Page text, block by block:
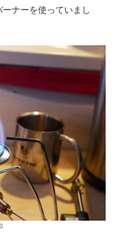
ナーを使っていまし